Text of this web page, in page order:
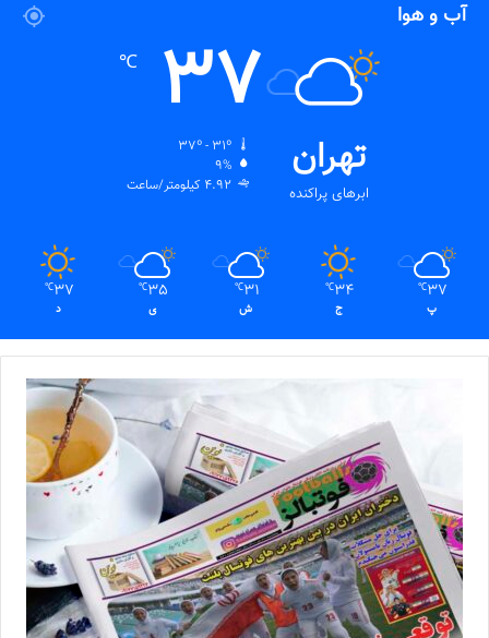
آب و هوا
تهران
ابرهای پراکنده
37
℃
9%
4.92 کیلومتر/ساعت
37
℃
پ
34
℃
ج
31
℃
ش
35
℃
ی
37
℃
د